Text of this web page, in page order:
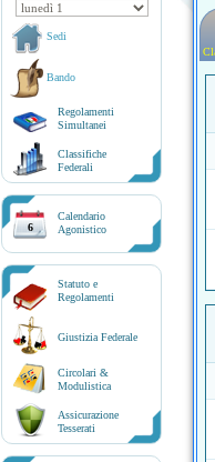
Sedi
Bando
Regolamenti
Simultanei
Classifiche
Federali
6
Calendario
Agonistico
Statuto e
Regolamenti
Giustizia Federale
Circolari &
Modulistica
Assicurazione
Tesserati